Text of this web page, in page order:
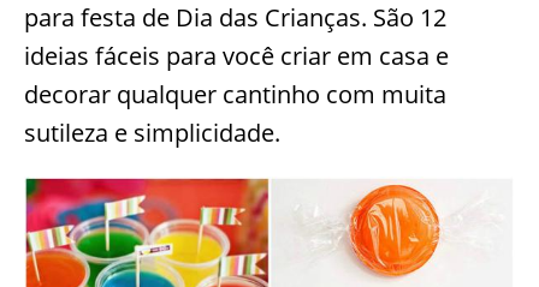
para festa de Dia das Crianças. São 12
ideias fáceis para você criar em casa e
decorar qualquer cantinho com muita
sutileza e simplicidade.